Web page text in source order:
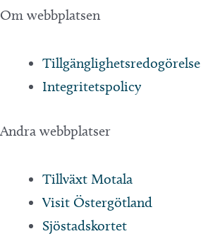
Om webbplatsen
Tillgänglighetsredogörelse
Integritetspolicy
Andra webbplatser
Tillväxt Motala
Visit Östergötland
Sjöstadskortet